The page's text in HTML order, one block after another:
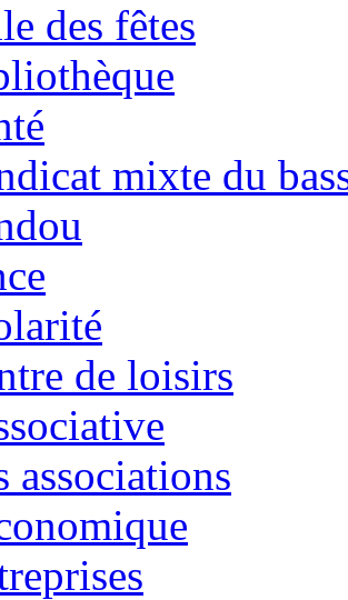
des fêtes
mixte du
de loisirs
associations